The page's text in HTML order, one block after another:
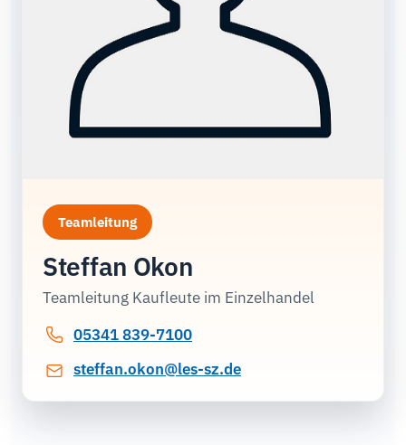
Teamleitung
Steffan Okon
Teamleitung Kaufleute im Einzelhandel
05341 839-7100
steffan.okon@les-sz.de